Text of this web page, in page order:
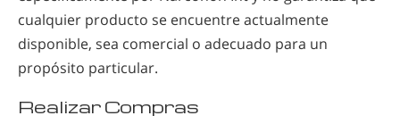
cualquier producto se encuentre actualmente
disponible, sea comercial o adecuado para un
propósito particular.
Realizar Compras